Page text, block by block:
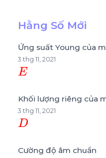
Hằng Số Mới
Ứng suất Young của
3 thg 11, 2021
E
Khối lượng riêng của
3 thg 11, 2021
D
Cường độ âm chuẩn